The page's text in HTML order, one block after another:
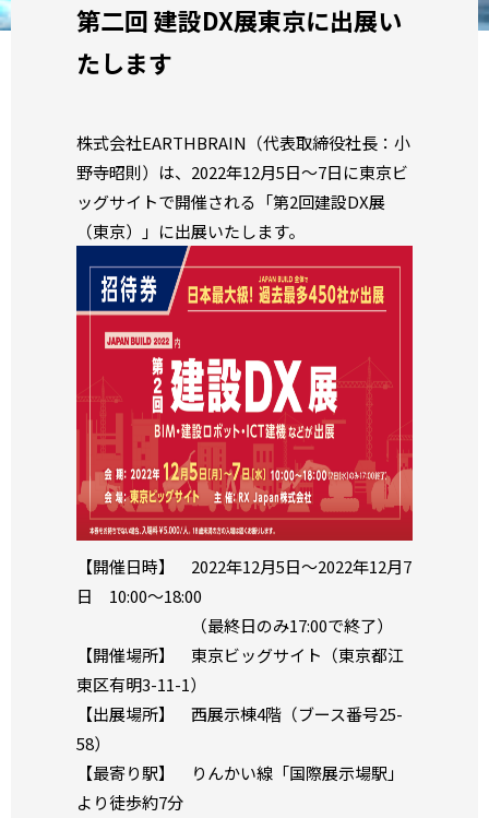
第二回 建設DX展東京に出展い
たします
株式会社EARTHBRAIN（代表取締役社長：小
野寺昭則）は、2022年12月5日～7日に東京ビ
ッグサイトで開催される「第2回建設DX展
（東京）」に出展いたします。
【開催日時】 2022年12月5日～2022年12月7
日 10:00～18:00
（最終日のみ17:00で終了）
【開催場所】 東京ビッグサイト（東京都江
東区有明3-11-1）
【出展場所】 西展示棟4階（ブース番号25-
58）
【最寄り駅】 りんかい線「国際展示場駅」
より徒歩約7分